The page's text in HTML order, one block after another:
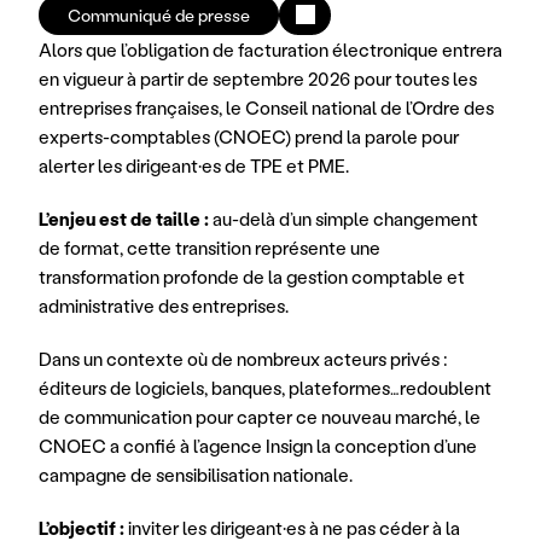
Communiqué de presse
Alors que l’obligation de facturation électronique entrera
en vigueur à partir de septembre 2026 pour toutes les
entreprises françaises, le Conseil national de l’Ordre des
experts-comptables (CNOEC) prend la parole pour
alerter les dirigeant·es de TPE et PME.
L’enjeu est de taille : au-delà d’un simple changement
de format, cette transition représente une
transformation profonde de la gestion comptable et
administrative des entreprises.
Dans un contexte où de nombreux acteurs privés :
éditeurs de logiciels, banques, plateformes…redoublent
de communication pour capter ce nouveau marché, le
CNOEC a confié à l’agence Insign la conception d’une
campagne de sensibilisation nationale.
L’objectif : inviter les dirigeant·es à ne pas céder à la